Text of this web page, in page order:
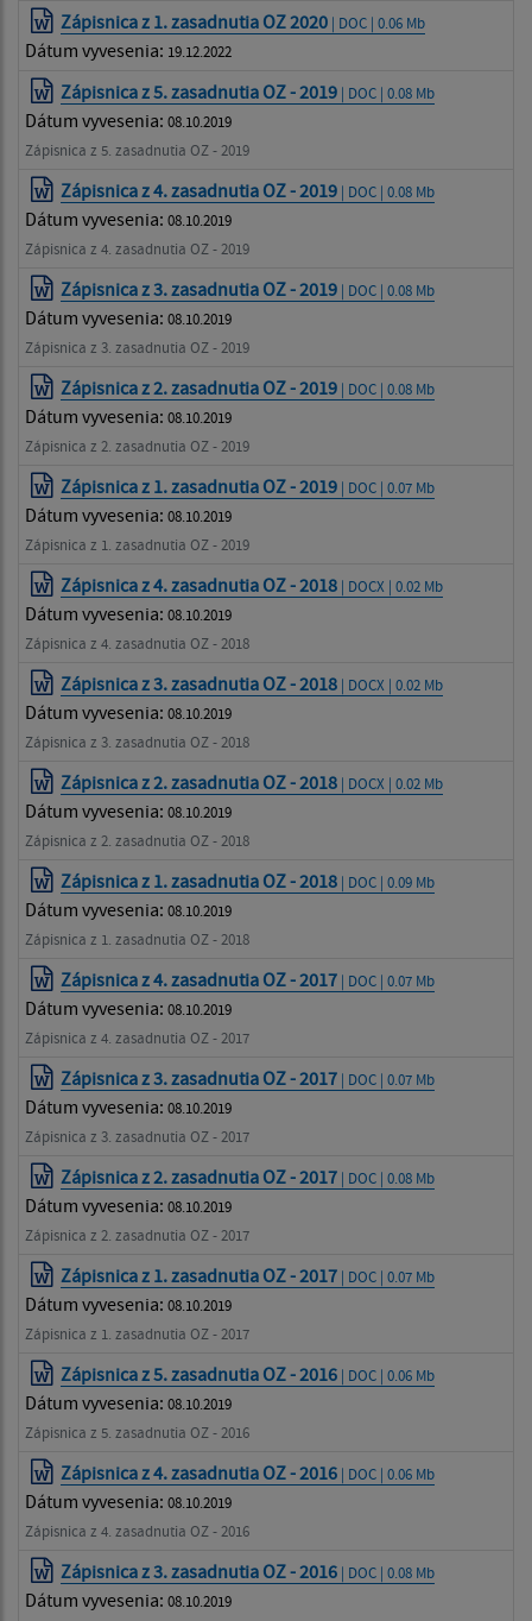
Zápisnica z 1. zasadnutia OZ 2020 | DOC | 0.06 Mb
Dátum vyvesenia: 19.12.2022
Zápisnica z 5. zasadnutia OZ - 2019 | DOC | 0.08 Mb
Dátum vyvesenia: 08.10.2019
Zápisnica z 5. zasadnutia OZ - 2019
Zápisnica z 4. zasadnutia OZ - 2019 | DOC | 0.08 Mb
Dátum vyvesenia: 08.10.2019
Zápisnica z 4. zasadnutia OZ - 2019
Zápisnica z 3. zasadnutia OZ - 2019 | DOC | 0.08 Mb
Dátum vyvesenia: 08.10.2019
Zápisnica z 3. zasadnutia OZ - 2019
Zápisnica z 2. zasadnutia OZ - 2019 | DOC | 0.08 Mb
Dátum vyvesenia: 08.10.2019
Zápisnica z 2. zasadnutia OZ - 2019
Zápisnica z 1. zasadnutia OZ - 2019 | DOC | 0.07 Mb
Dátum vyvesenia: 08.10.2019
Zápisnica z 1. zasadnutia OZ - 2019
Zápisnica z 4. zasadnutia OZ - 2018 | DOCX | 0.02 Mb
Dátum vyvesenia: 08.10.2019
Zápisnica z 4. zasadnutia OZ - 2018
Zápisnica z 3. zasadnutia OZ - 2018 | DOCX | 0.02 Mb
Dátum vyvesenia: 08.10.2019
Zápisnica z 3. zasadnutia OZ - 2018
Zápisnica z 2. zasadnutia OZ - 2018 | DOCX | 0.02 Mb
Dátum vyvesenia: 08.10.2019
Zápisnica z 2. zasadnutia OZ - 2018
Zápisnica z 1. zasadnutia OZ - 2018 | DOC | 0.09 Mb
Dátum vyvesenia: 08.10.2019
Zápisnica z 1. zasadnutia OZ - 2018
Zápisnica z 4. zasadnutia OZ - 2017 | DOC | 0.07 Mb
Dátum vyvesenia: 08.10.2019
Zápisnica z 4. zasadnutia OZ - 2017
Zápisnica z 3. zasadnutia OZ - 2017 | DOC | 0.07 Mb
Dátum vyvesenia: 08.10.2019
Zápisnica z 3. zasadnutia OZ - 2017
Zápisnica z 2. zasadnutia OZ - 2017 | DOC | 0.08 Mb
Dátum vyvesenia: 08.10.2019
Zápisnica z 2. zasadnutia OZ - 2017
Zápisnica z 1. zasadnutia OZ - 2017 | DOC | 0.07 Mb
Dátum vyvesenia: 08.10.2019
Zápisnica z 1. zasadnutia OZ - 2017
Zápisnica z 5. zasadnutia OZ - 2016 | DOC | 0.06 Mb
Dátum vyvesenia: 08.10.2019
Zápisnica z 5. zasadnutia OZ - 2016
Zápisnica z 4. zasadnutia OZ - 2016 | DOC | 0.06 Mb
Dátum vyvesenia: 08.10.2019
Zápisnica z 4. zasadnutia OZ - 2016
Zápisnica z 3. zasadnutia OZ - 2016 | DOC | 0.08 Mb
Dátum vyvesenia: 08.10.2019